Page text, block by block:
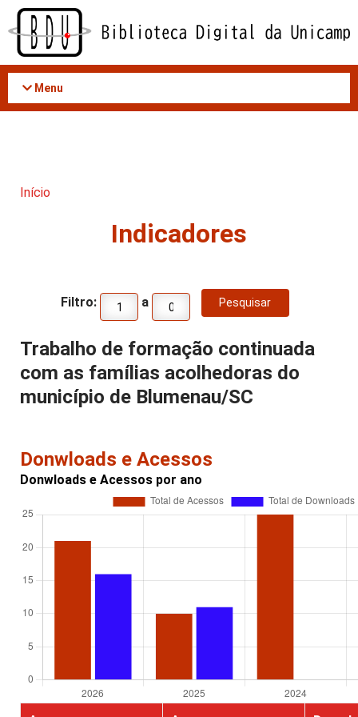
Acessar
conteúdo
Menu
Início
Indicadores
Filtro: a
Trabalho de formação continuada
com as famílias acolhedoras do
município de Blumenau/SC
Donwloads e Acessos
Donwloads e Acessos por ano